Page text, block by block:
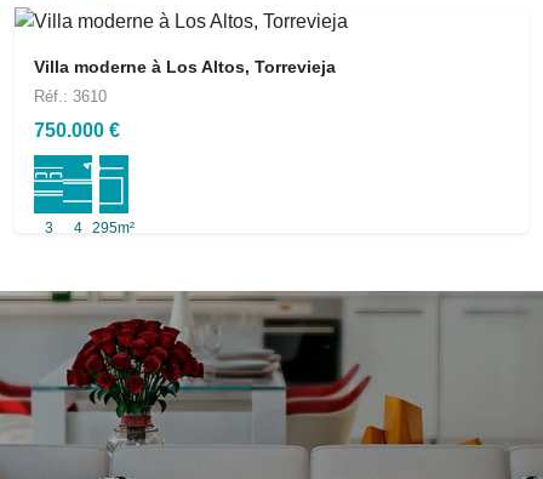
Villa moderne à Los Altos, Torrevieja
Réf.: 3610
750.000 €
3 4 295m²